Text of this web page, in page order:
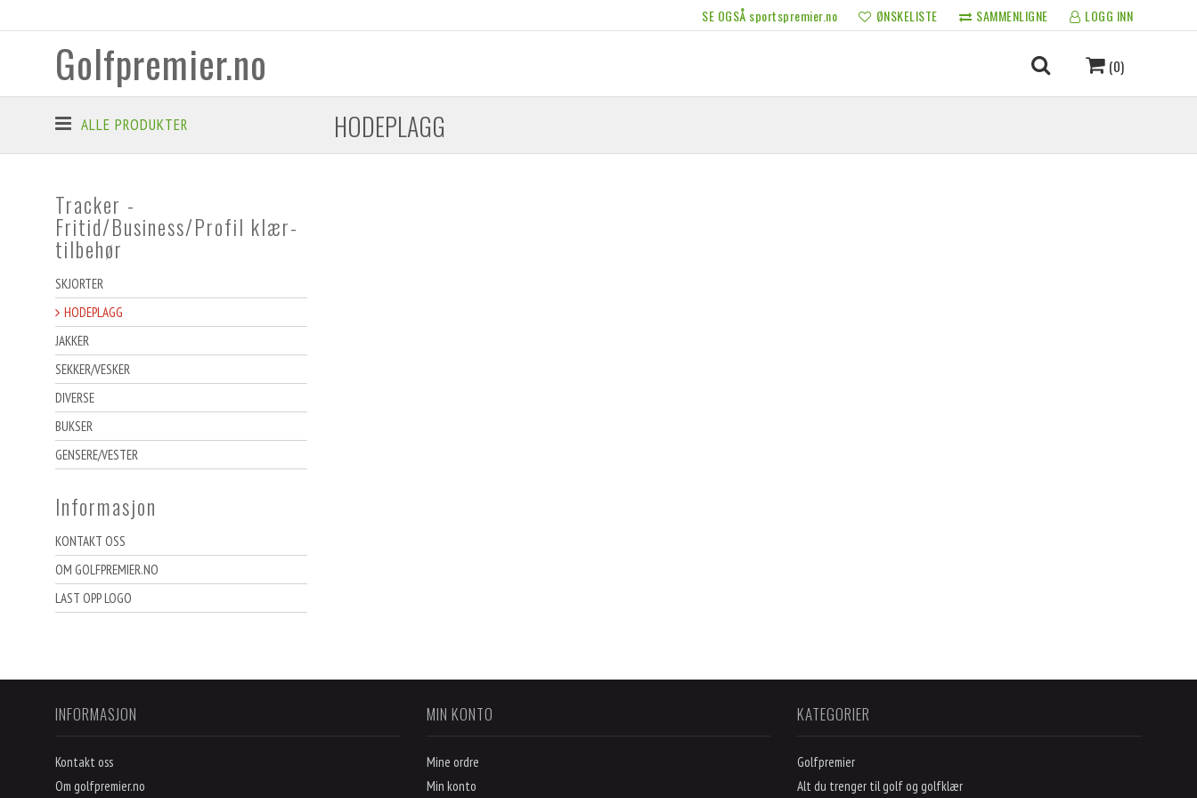
SE OGSÅ sportspremier.no ØNSKELISTE SAMMENLIGNE LOGG INN
Golfpremier.no (0)
ALLE PRODUKTER HODEPLAGG
Tracker -
Fritid/Business/Profil klær-
tilbehør
SKJORTER
HODEPLAGG
JAKKER
SEKKER/VESKER
DIVERSE
BUKSER
GENSERE/VESTER
Informasjon
KONTAKT OSS
OM GOLFPREMIER.NO
LAST OPP LOGO
INFORMASJON
Kontakt oss
Om golfpremier.no
MIN KONTO
Mine ordre
Min konto
KATEGORIER
Golfpremier
Alt du trenger til golf og golfklær